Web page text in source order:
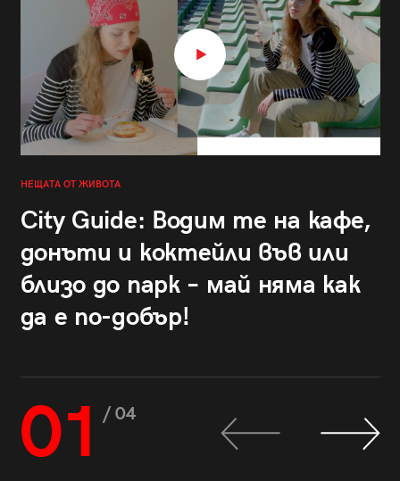
НЕЩАТА ОТ ЖИВОТА
City Guide: Водим те на кафе,
донъти и коктейли във или
близо до парк – май няма как
да е по-добър!
01 / 04